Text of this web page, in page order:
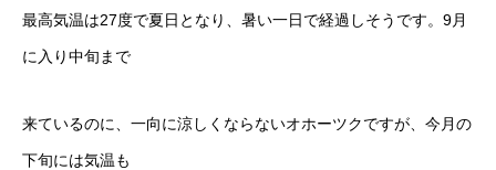
最高気温は27度で夏日となり、暑い一日で経過しそうです。9月
に入り中旬まで
来ているのに、一向に涼しくならないオホーツクですが、今月の
下旬には気温も